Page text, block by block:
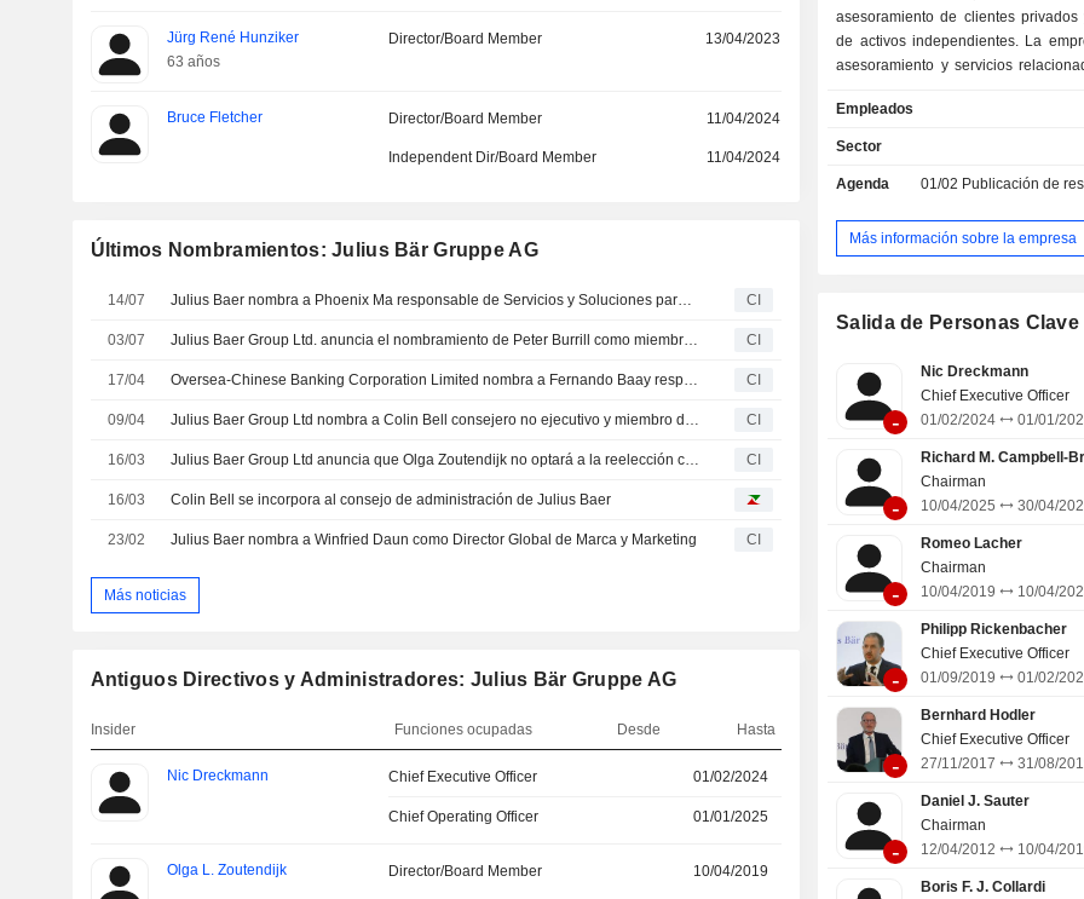
Jürg René Hunziker
63 años
Director/Board Member 13/04/2023
Bruce Fletcher Director/Board Member 11/04/2024
Independent Dir/Board Member 11/04/2024
Últimos Nombramientos: Julius Bär Gruppe AG
14/07 Julius Baer nombra a Phoenix Ma responsable de Servicios y Soluciones para el negocio de intermediarios en Asia CI
03/07 Julius Baer Group Ltd. anuncia el nombramiento de Peter Burrill como miembro del Comité Ejecutivo CI
17/04 Oversea-Chinese Banking Corporation Limited nombra a Fernando Baay responsable de banca privada en Indonesia CI
09/04 Julius Baer Group Ltd nombra a Colin Bell consejero no ejecutivo y miembro de los comités de Gobierno y Riesgos y de Desarrollo e Innovación, con efecto a partir del 9 de abril de 2026 CI
16/03 Julius Baer Group Ltd anuncia que Olga Zoutendijk no optará a la reelección como consejera CI
16/03 Colin Bell se incorpora al consejo de administración de Julius Baer
23/02 Julius Baer nombra a Winfried Daun como Director Global de Marca y Marketing CI
Más noticias
Antiguos Directivos y Administradores: Julius Bär Gruppe AG
Insider Funciones ocupadas Desde Hasta
Nic Dreckmann Chief Executive Officer 01/02/2024 01/01/2025
Chief Operating Officer 01/01/2025 13/04/2026
Olga L. Zoutendijk Director/Board Member 10/04/2019
asesoramiento de clientes privados
de activos independientes. La
asesoramiento y servicios
cuenta con presencia
aproximadamente 60 oficinas en
se constituyó mediante la
entidades independientes, a saber: la
junto con sus filiales, que
que comprende GAM y el negocio de
el negocio de fondos de marca
anteriormente formaba parte del
Julius Baer de Julius Baer Holding
Empleados
Sector
Agenda 01/02 Publicación de resultados
Más información sobre la empresa
Salida de Personas Clave
-
Nic Dreckmann
Chief Executive Officer
01/02/2024
01/01/
-
Richard M. Campbell-
Chairman
10/04/2025
30/04/
-
Romeo Lacher
Chairman
10/04/2019
10/04/
-
Philipp Rickenbacher
Chief Executive Officer
01/09/2019
01/02/
-
Bernhard Hodler
Chief Executive Officer
27/11/2017
31/08/
-
Daniel J. Sauter
Chairman
12/04/2012
10/04/
Boris F. J. Collardi